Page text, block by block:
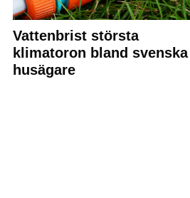
Vattenbrist största
klimatoron bland svenska
husägare